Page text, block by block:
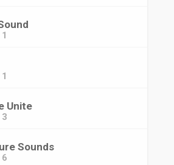
1
1
Unite
3
Sounds
6